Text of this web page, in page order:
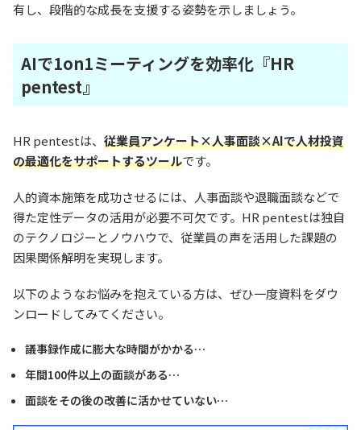
有し、段階的な成長を支援する姿勢を示しましょう。
AIで1on1ミーティングを効率化『HR
pentest』
HR pentestは、 従業員アンケート×人事面談×AIで人材投資
の最適化をサポートするツールです。
人的資本施策を成功させるには、人事面談や退職面談などで
得た定性データの活用が必要不可欠です。HR pentestは独自
のテクノロジーとノウハウで、従業員の声を活用した課題の
因果関係解明を実現します。
以下のようなお悩みを抱えている方は、ぜひ一度資料をダウ
ンロードしてみてください。
議事録作成に膨大な時間がかかる…
年間100件以上の面談がある…
面談をその後の改善に活かせていない…